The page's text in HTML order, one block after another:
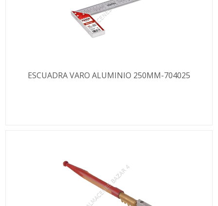
ESCUADRA VARO ALUMINIO 250MM-704025